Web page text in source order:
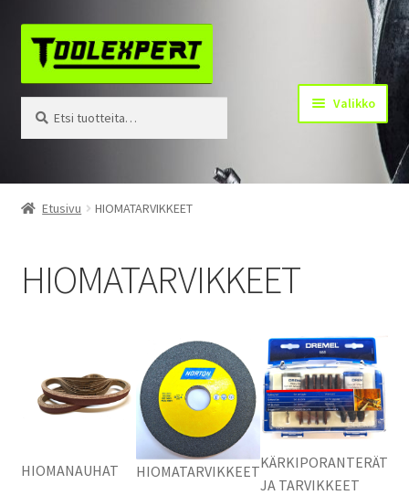
Siirry
navigointiin
Siirry
sisältöön
Valikko
Tuotteet
Kotisivu
Etusivu HIOMATARVIKKEET
HIOMATARVIKKEET
HIOMANAUHAT HIOMATARVIKKEET
KÄRKIPORANTERÄT
JA TARVIKKEET